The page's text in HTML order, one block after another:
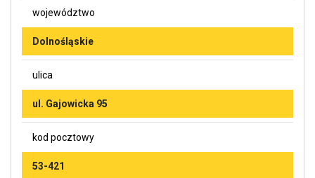
województwo
Dolnośląskie
ulica
ul. Gajowicka 95
kod pocztowy
53-421